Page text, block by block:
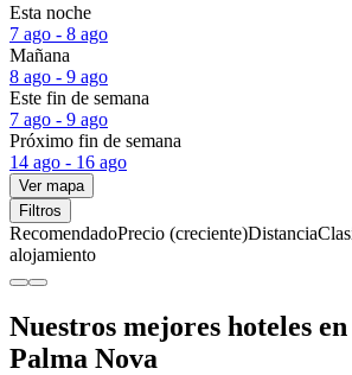
Esta noche
7 ago - 8 ago
Mañana
8 ago - 9 ago
Este fin de semana
7 ago - 9 ago
Próximo fin de semana
14 ago - 16 ago
Ver mapa
Filtros
RecomendadoPrecio (creciente)Distancia
alojamiento
Nuestros mejores hoteles
Palma Nova